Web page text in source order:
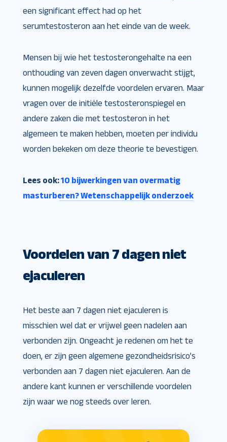
een significant effect had op het
serumtestosteron aan het einde van de week.
Mensen bij wie het testosterongehalte na een
onthouding van zeven dagen onverwacht stijgt,
kunnen mogelijk dezelfde voordelen ervaren. Maar
vragen over de initiële testosteronspiegel en
andere zaken die met testosteron in het
algemeen te maken hebben, moeten per individu
worden bekeken om deze theorie te bevestigen.
Lees ook:10 bijwerkingen van overmatig
masturberen? Wetenschappelijk onderzoek
Voordelen van 7 dagen niet
ejaculeren
Het beste aan 7 dagen niet ejaculeren is
misschien wel dat er vrijwel geen nadelen aan
verbonden zijn. Ongeacht je redenen om het te
doen, er zijn geen algemene gezondheidsrisico’s
verbonden aan 7 dagen niet ejaculeren. Aan de
andere kant kunnen er verschillende voordelen
zijn waar we nog steeds over leren.